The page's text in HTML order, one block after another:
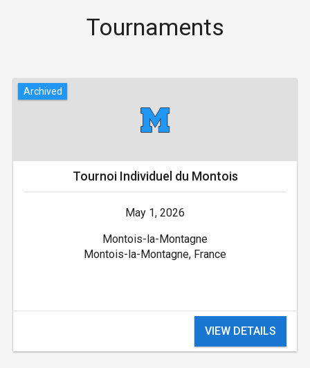
Tournaments
Archived
Tournoi Individuel du Montois
May 1, 2026
Montois-la-Montagne
Montois-la-Montagne, France
VIEW DETAILS